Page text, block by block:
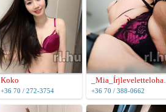
Koko
+36 70 / 272-3754 +36 70 / 388-0662